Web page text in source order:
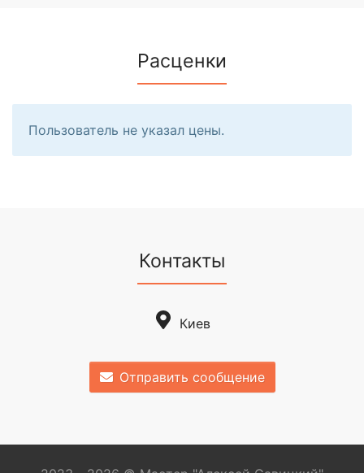
Расценки
Пользователь не указал цены.
Контакты
Киев
Отправить сообщение